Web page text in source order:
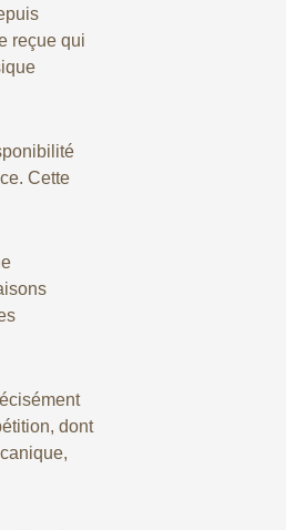
reçue qui
Cette
dont